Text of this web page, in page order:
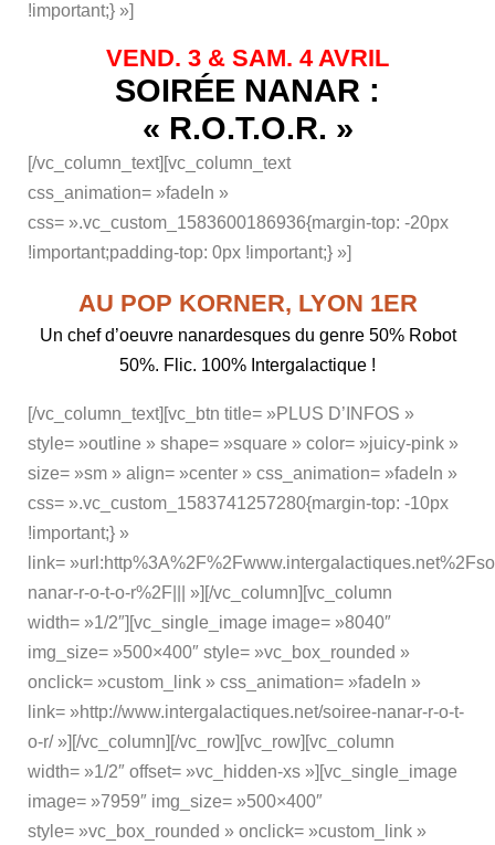
!important;} »]
VEND. 3 & SAM. 4 AVRIL
SOIRÉE NANAR :
« R.O.T.O.R. »
[/vc_column_text][vc_column_text
css_animation= »fadeIn »
css= ».vc_custom_1583600186936{margin-top: -20px
!important;padding-top: 0px !important;} »]
AU POP KORNER, LYON 1ER
Un chef d’oeuvre nanardesques du genre 50% Robot
50%. Flic. 100% Intergalactique !
[/vc_column_text][vc_btn title= »PLUS D’INFOS »
style= »outline » shape= »square » color= »juicy-pink »
size= »sm » align= »center » css_animation= »fadeIn »
css= ».vc_custom_1583741257280{margin-top: -10px
!important;} »
link=
nanar-r-o-t-o-r%2F||| »][/vc_column][vc_column
width= »1/2″][vc_single_image image= »8040″
img_size= »500×400″ style= »vc_box_rounded »
onclick= »custom_link » css_animation= »fadeIn »
link= »http://www.intergalactiques.net/soiree-nanar-r-o-t-
o-r/ »][/vc_column][/vc_row][vc_row][vc_column
width= »1/2″ offset= »vc_hidden-xs »][vc_single_image
image= »7959″ img_size= »500×400″
style= »vc_box_rounded » onclick= »custom_link »